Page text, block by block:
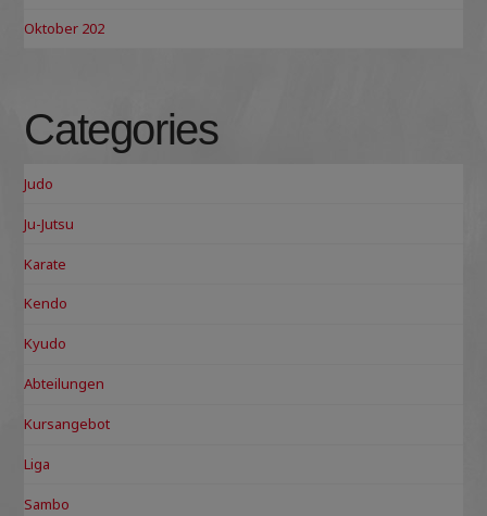
Oktober 202
Categories
Judo
Ju-Jutsu
Karate
Kendo
Kyudo
Abteilungen
Kursangebot
Liga
Sambo